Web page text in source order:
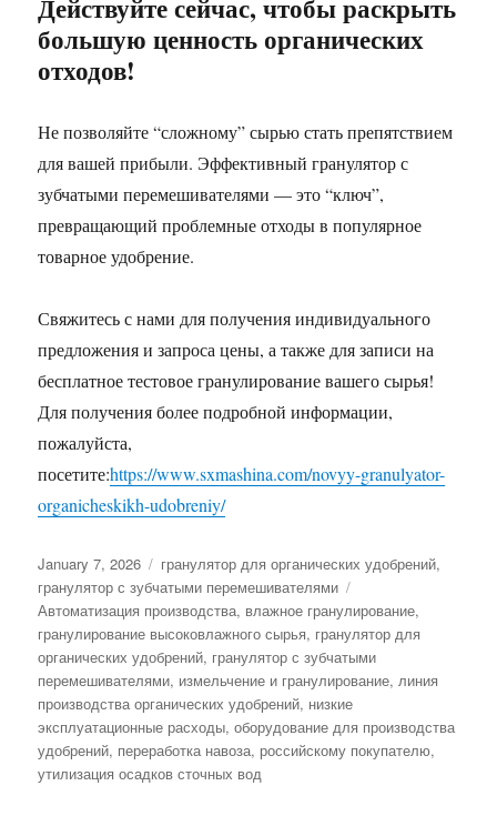
большую ценность органических
отходов!
Не позволяйте “сложному” сырью стать препятствием
для вашей прибыли. Эффективный гранулятор с
зубчатыми перемешивателями — это “ключ”,
превращающий проблемные отходы в популярное
товарное удобрение.
Свяжитесь с нами для получения индивидуального
предложения и запроса цены, а также для записи на
бесплатное тестовое гранулирование вашего сырья!
Для получения более подробной информации,
пожалуйста,
посетите:https://www.sxmashina.com/novyy-granulyator-
organicheskikh-udobreniy/
Posted
on
January 7, 2026 Categories
гранулятор для органических удобрений,
гранулятор с зубчатыми перемешивателями
Автоматизация производства, влажное гранулирование,
гранулирование высоковлажного сырья, гранулятор для
органических удобрений, гранулятор с зубчатыми
перемешивателями, измельчение и гранулирование, линия
производства органических удобрений, низкие
эксплуатационные расходы,оборудование для производства
удобрений, переработка навоза, российскому покупателю,
утилизация осадков сточных вод